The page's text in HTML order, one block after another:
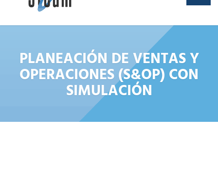
PLANEACIÓN DE VENTAS Y
OPERACIONES (S&OP) CON
SIMULACIÓN